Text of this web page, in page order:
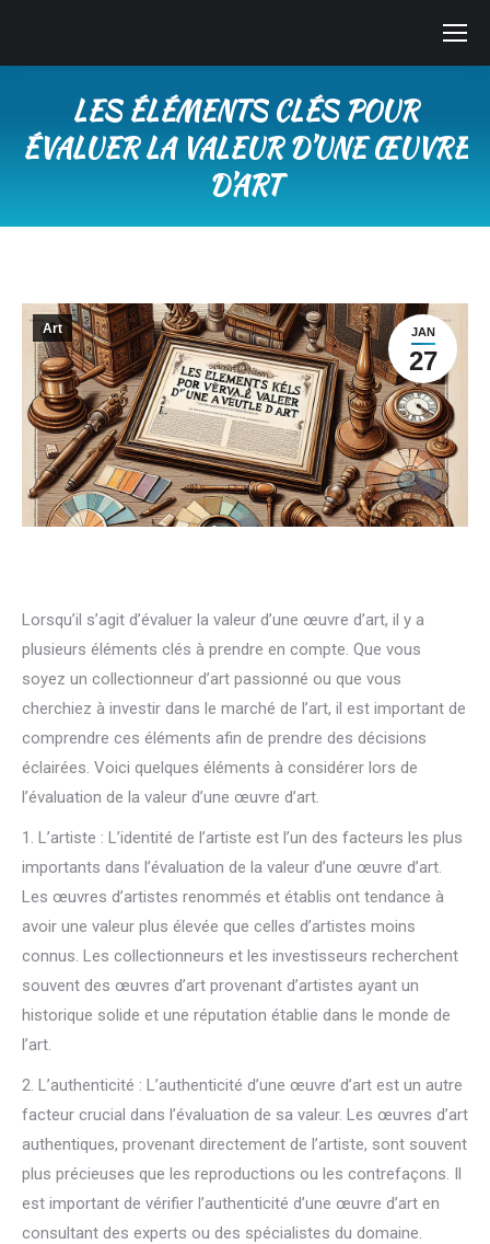
LES ÉLÉMENTS CLÉS POUR
ÉVALUER LA VALEUR D’UNE ŒUVRE
D’ART
JAN
27
Art
Lorsqu’il s’agit d’évaluer la valeur d’une œuvre d’art, il y a
plusieurs éléments clés à prendre en compte. Que vous
soyez un collectionneur d’art passionné ou que vous
cherchiez à investir dans le marché de l’art, il est important de
comprendre ces éléments afin de prendre des décisions
éclairées. Voici quelques éléments à considérer lors de
l’évaluation de la valeur d’une œuvre d’art.
1. L’artiste : L’identité de l’artiste est l’un des facteurs les plus
importants dans l’évaluation de la valeur d’une œuvre d’art.
Les œuvres d’artistes renommés et établis ont tendance à
avoir une valeur plus élevée que celles d’artistes moins
connus. Les collectionneurs et les investisseurs recherchent
souvent des œuvres d’art provenant d’artistes ayant un
historique solide et une réputation établie dans le monde de
l’art.
2. L’authenticité : L’authenticité d’une œuvre d’art est un autre
facteur crucial dans l’évaluation de sa valeur. Les œuvres d’art
authentiques, provenant directement de l’artiste, sont souvent
plus précieuses que les reproductions ou les contrefaçons. Il
est important de vérifier l’authenticité d’une œuvre d’art en
consultant des experts ou des spécialistes du domaine.